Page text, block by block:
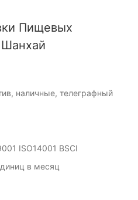
Пищевых
Шанхай
наличные, телеграфный
ISO14001 BSCI
в месяц